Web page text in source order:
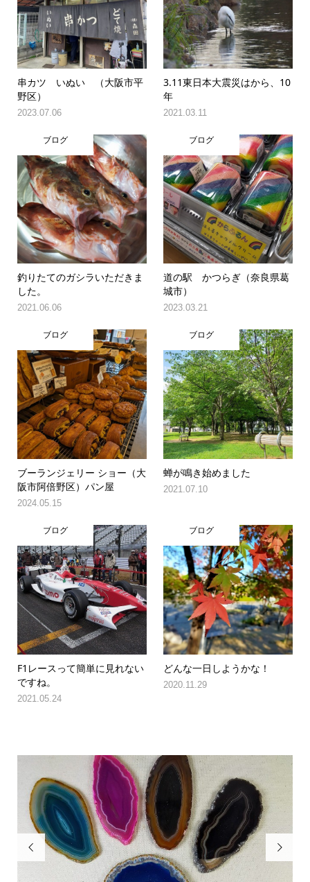
串カツ いぬい （大阪市平
野区）
2023.07.06
3.11東日本大震災はから、10
年
2021.03.11
ブログ
釣りたてのガシラいただきま
した。
2021.06.06
ブログ
道の駅 かつらぎ（奈良県葛
城市）
2023.03.21
ブログ
ブーランジェリー ショー（大
阪市阿倍野区）パン屋
2024.05.15
ブログ
蝉が鳴き始めました
2021.07.10
ブログ
F1レースって簡単に見れない
ですね。
2021.05.24
ブログ
どんな一日しようかな！
2020.11.29
 